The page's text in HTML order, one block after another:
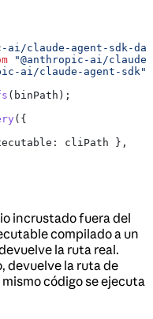
ai/claude-agent-sdk-
"@anthropic-ai/
ai/claude-agent-sdk"
( binPath );
({
cliPath },
incrustado fuera del
compilado a un
la ruta real.
devuelve la ruta de
código se ejecuta